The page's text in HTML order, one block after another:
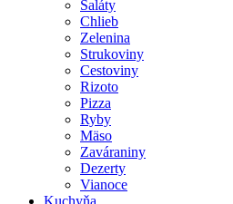
Šaláty
Chlieb
Zelenina
Strukoviny
Cestoviny
Rizoto
Pizza
Ryby
Mäso
Zaváraniny
Dezerty
Vianoce
Kuchyňa